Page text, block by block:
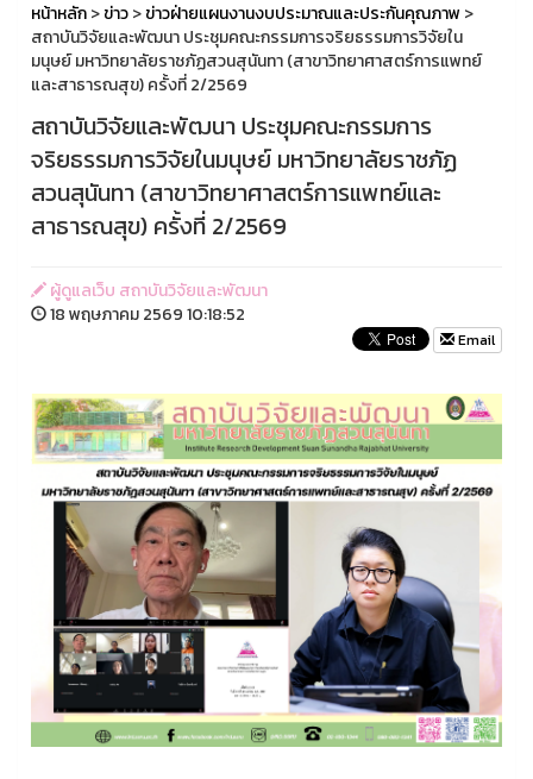
หน้าหลัก>ข่าว>ข่าวฝ่ายแผนงานงบประมาณและประกันคุณภาพ >
สถาบันวิจัยและพัฒนา ประชุมคณะกรรมการจริยธรรมการวิจัยใน
มนุษย์ มหาวิทยาลัยราชภัฏสวนสุนันทา (สาขาวิทยาศาสตร์การแพทย์
และสาธารณสุข) ครั้งที่ 2/2569
สถาบันวิจัยและพัฒนา ประชุมคณะกรรมการ
จริยธรรมการวิจัยในมนุษย์ มหาวิทยาลัยราชภัฏ
สวนสุนันทา (สาขาวิทยาศาสตร์การแพทย์และ
สาธารณสุข) ครั้งที่ 2/2569
ผู้ดูแลเว็บ สถาบันวิจัยและพัฒนา
18 พฤษภาคม 2569 10:18:52
Email